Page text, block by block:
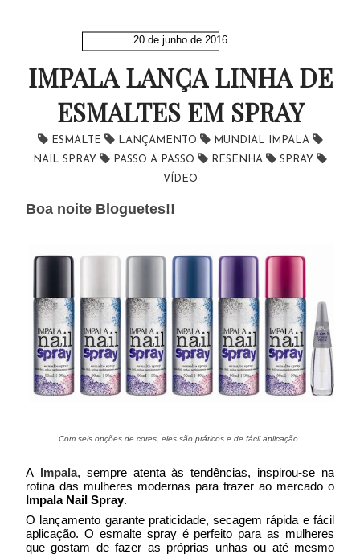
20 de junho de 2016
IMPALA LANÇA LINHA DE
ESMALTES EM SPRAY
ESMALTE LANÇAMENTO
MUNDIAL IMPALA
NAIL SPRAY
PASSO A PASSO RESENHA
SPRAY
VÍDEO
Boa noite Bloguetes!!
Com seis opções de cores, eles são práticos e de fácil aplicação
A Impala, sempre atenta às tendências, inspirou-se na
rotina das mulheres modernas para trazer ao mercado o
Impala Nail Spray.
O lançamento garante praticidade, secagem rápida e fácil
aplicação. O esmalte spray é perfeito para as mulheres
que gostam de fazer as próprias unhas ou até mesmo